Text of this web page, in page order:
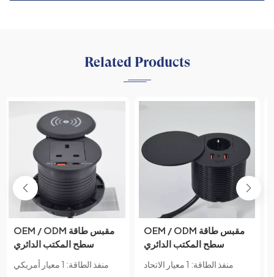
Related Products
OEM / ODM مقبس طاقة
سطح المكتب الدائري
IP44 USB مدمج سوليتير
منفذ الطاقة: 1 معيار الاتحاد
OEM / ODM مقبس طاقة
دائري صغير مفتوح لسطح
تحت سطح المكتب أثاث
منفذ الطاقة: 1 معيار الاتحاد